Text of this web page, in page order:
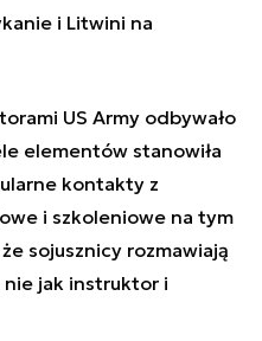
i Litwini na
US Army odbywało
elementów stanowiła
kontakty z
i szkoleniowe na tym
sojusznicy rozmawiają
jak instruktor i